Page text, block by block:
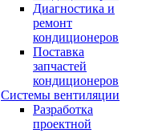
Диагностика и
ремонт
кондиционеров
Поставка
запчастей
кондиционеров
Системы вентиляции
Разработка
проектной